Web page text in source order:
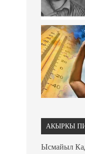
АКЫРКЫ
Ысмайыл